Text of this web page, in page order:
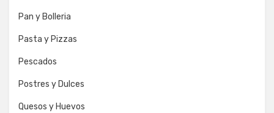
Pan y Bolleria
Pasta y Pizzas
Pescados
Postres y Dulces
Quesos y Huevos